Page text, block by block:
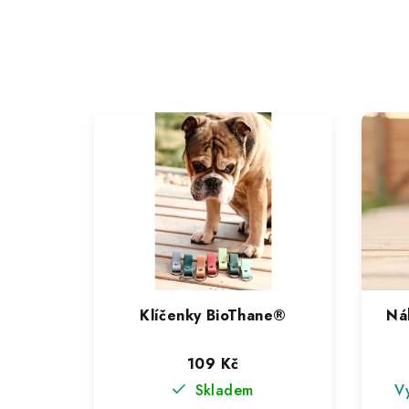
Klíčenky BioThane®
109 Kč
Skladem